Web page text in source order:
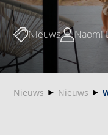
Nieuws Naomi
Nieuws Nieuws